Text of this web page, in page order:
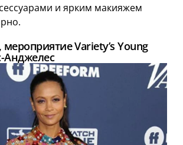
и ярким макияжем
Variety’s Young
Анджелес